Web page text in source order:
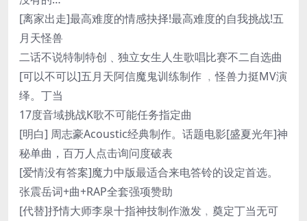
[离家出走]最高难度的情感抉择!最高难度的自我挑战!五
月天怪兽
二话不说特制特创﹑独立女生人生歌唱比赛不二自选曲
[可以不可以]五月天阿信魔鬼训练制作 ﹐怪兽力挺MV演
绎。丁当
17度音域挑战K歌不可能任务指定曲
[明白] 周志豪Acoustic经典制作。话题电影[盛夏光年]神
秘单曲，百万人点击询问度破表
[爱情没有答案]魔力中版最适合来电答铃的设定首选。
张震岳词+曲+RAP全套强项赞助
[代替]抒情大师李泉十指神技制作激发﹐奠定丁当无可